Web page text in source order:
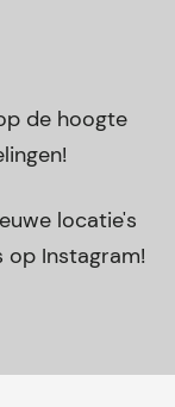
de hoogte
locatie's
op Instagram!